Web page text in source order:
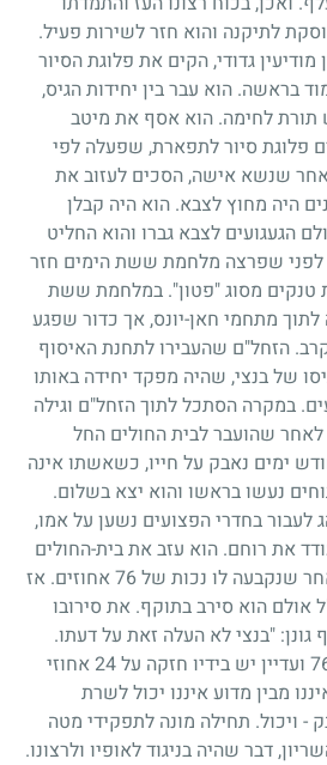
לתיקנה והוא חזר לשירות פעיל.
גדודי, הקים את פלוגת הסיור
בראשה. הוא עבר בין יחידות הגיס,
תורת לחימה. הוא אסף את מיטב
פלוגת סיור לתפארת, שפעלה לפי
שנשא אישה, הסכים לעזוב את
היה מחוץ לצבא. הוא היה קבלן
הגעגועים לצבא גברו והוא החליט
לפני שפרצה מלחמת ששת הימים חזר
טנקים מסוג "פטון". במלחמת ששת
מתחמי חאן-יונס, אך כדור שפגע
הזחל"ם שהעבירו לתחנת האיסוף
של בנצי, שהיה מפקד יחידה באותו
במקרה הסתכל לתוך הזחל"ם וגילה
לאחר שהועבר לבית החולים החל
ימים נאבק על חייו, כשאשתו אינה
נעשו בראשו והוא יצא בשלום.
בחדרי הפצועים נשען על אמו,
את רוחם. הוא עזב את בית-החולים
שנקבעה לו נכות של76אחוזים. אז
הוא סירב בתוקף. את סירובו
"בנצי לא העלה זאת על דעתו.
ועדיין יש בידיו חזקה על24אחוזי
מבין מדוע איננו יכול לשרת
- ויכול. תחילה מונה לתפקידי מטה
דבר שהיה בניגוד לאופיו ולרצונו.